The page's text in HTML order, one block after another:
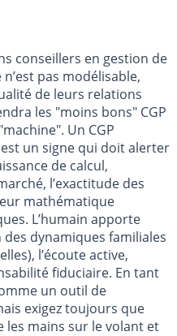
conseillers en gestion de
pas modélisable,
de leurs relations
les "moins bons" CGP
Un CGP
est un signe qui doit alerter
de calcul,
l’exactitude des
mathématique
L’humain apporte
dynamiques familiales
l’écoute active,
fiduciaire. En tant
un outil de
exigez toujours que
mains sur le volant et